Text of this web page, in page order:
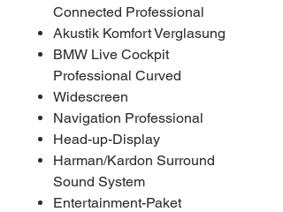
Connected Professional
Akustik Komfort Verglasung
BMW Live Cockpit
Professional Curved
Widescreen
Navigation Professional
Head-up-Display
Harman/Kardon Surround
Sound System
Entertainment-Paket